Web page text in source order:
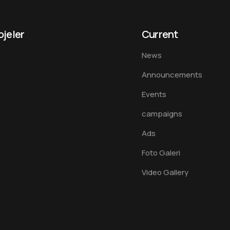
Current
News
Announcements
Events
campaigns
Ads
Foto Galeri
Video Gallery